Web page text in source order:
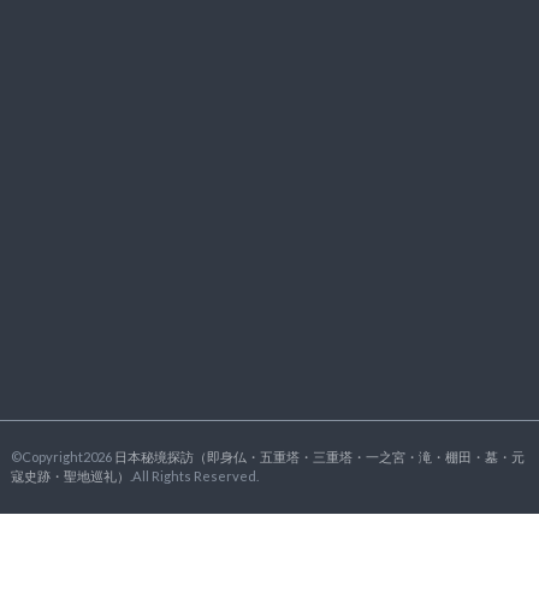
©Copyright2026 日本秘境探訪（即身仏・五重塔・三重塔・一之宮・滝・棚田・墓・元
寇史跡・聖地巡礼）
.All Rights Reserved.